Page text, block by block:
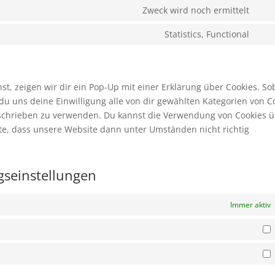
Zweck wird noch ermittelt
Statistics, Functional
zeigen wir dir ein Pop-Up mit einer Erklärung über Cookies.
uns deine Einwilligung alle von dir gewählten Kategorien von
zu verwenden. Du kannst die Verwendung von Cookies
dass unsere Website dann unter Umständen nicht richtig
Immer aktiv